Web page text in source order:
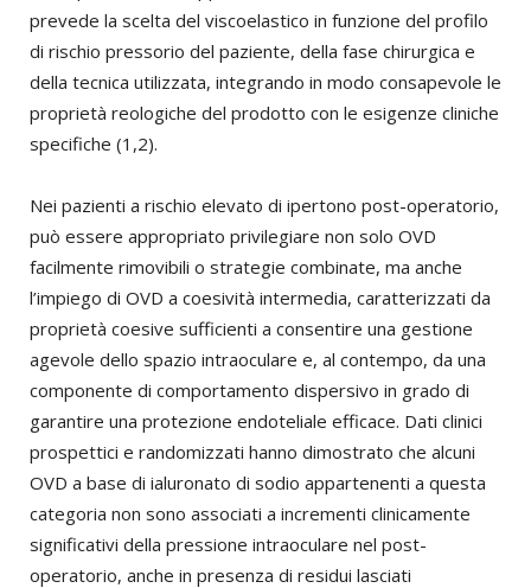
prevede la scelta del viscoelastico in funzione del profilo
di rischio pressorio del paziente, della fase chirurgica e
della tecnica utilizzata, integrando in modo consapevole le
proprietà reologiche del prodotto con le esigenze cliniche
specifiche (1,2).
Nei pazienti a rischio elevato di ipertono post-operatorio,
può essere appropriato privilegiare non solo OVD
facilmente rimovibili o strategie combinate, ma anche
l’impiego di OVD a coesività intermedia, caratterizzati da
proprietà coesive sufficienti a consentire una gestione
agevole dello spazio intraoculare e, al contempo, da una
componente di comportamento dispersivo in grado di
garantire una protezione endoteliale efficace. Dati clinici
prospettici e randomizzati hanno dimostrato che alcuni
OVD a base di ialuronato di sodio appartenenti a questa
categoria non sono associati a incrementi clinicamente
significativi della pressione intraoculare nel post-
operatorio, anche in presenza di residui lasciati